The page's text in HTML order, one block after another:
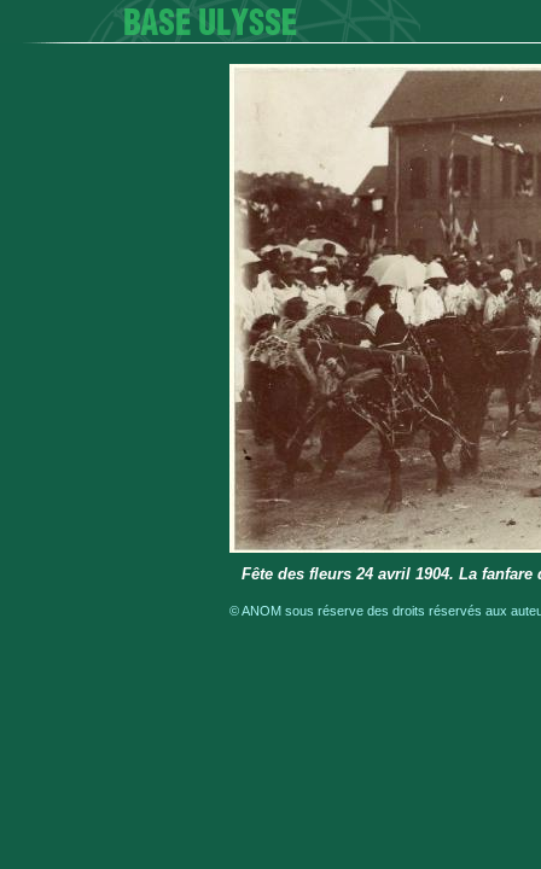
Fête des fleurs 24 avril 1904. La fanfare
© ANOM sous réserve des droits réservés aux